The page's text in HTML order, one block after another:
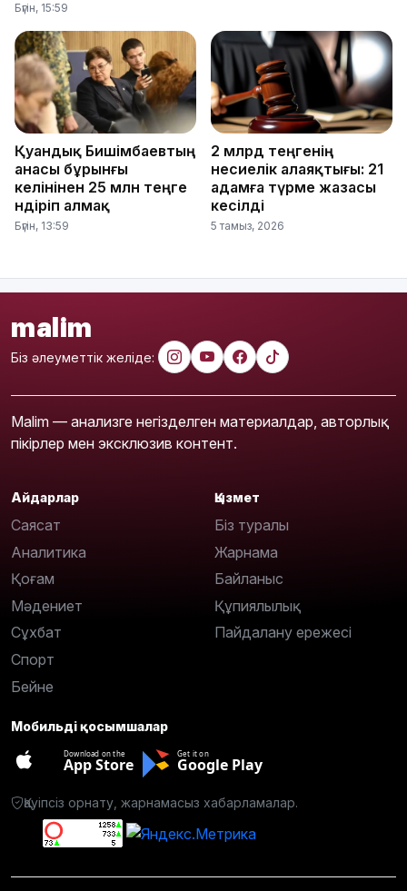
Бүгін, 15:59
Қуандық Бишімбаевтың
анасы бұрынғы
келінінен 25 млн теңге
өндіріп алмақ
Бүгін, 13:59
2 млрд теңгенің
несиелік алаяқтығы: 21
адамға түрме жазасы
кесілді
5 тамыз, 2026
malim
Біз әлеуметтік желіде:
Malim — анализге негізделген материалдар, авторлық
пікірлер мен эксклюзив контент.
Айдарлар
Саясат
Аналитика
Қоғам
Мәдениет
Сұхбат
Спорт
Бейне
Қызмет
Біз туралы
Жарнама
Байланыс
Құпиялылық
Пайдалану ережесі
Мобильді қосымшалар
Download on the
App Store
Get it on
Google Play
Қауіпсіз орнату, жарнамасыз хабарламалар.